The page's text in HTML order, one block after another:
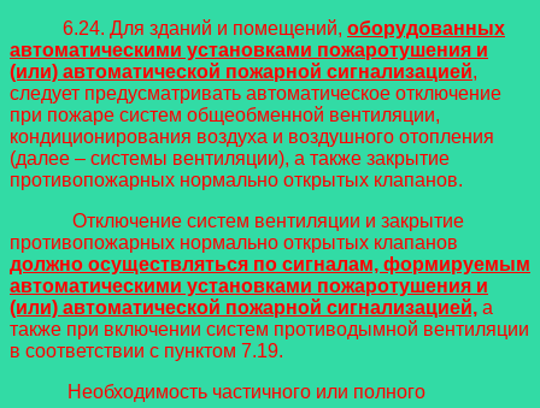
6.24. Для зданий и помещений, оборудованных
автоматическими установками пожаротушения и
(или) автоматической пожарной сигнализацией,
следует предусматривать автоматическое отключение
при пожаре систем общеобменной вентиляции,
кондиционирования воздуха и воздушного отопления
(далее – системы вентиляции), а также закрытие
противопожарных нормально открытых клапанов.
Отключение систем вентиляции и закрытие
противопожарных нормально открытых клапанов
должно осуществляться по сигналам, формируемым
автоматическими установками пожаротушения и
(или) автоматической пожарной сигнализацией, а
также при включении систем противодымной вентиляции
в соответствии с пунктом 7.19.
Необходимость частичного или полного